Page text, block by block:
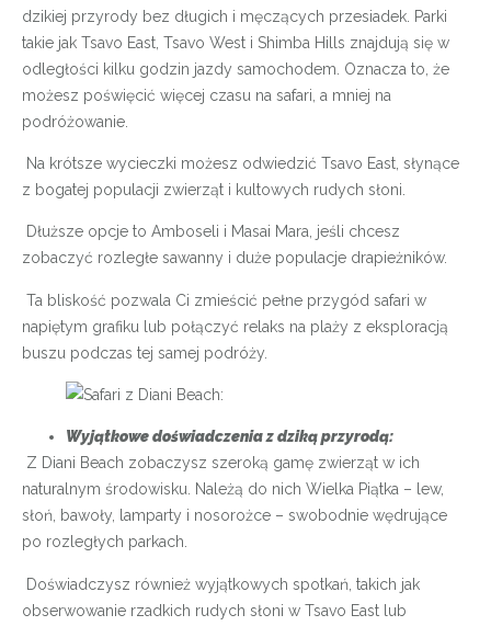
dzikiej przyrody bez długich i męczących przesiadek. Parki
takie jak Tsavo East, Tsavo West i Shimba Hills znajdują się w
odległości kilku godzin jazdy samochodem. Oznacza to, że
możesz poświęcić więcej czasu na safari, a mniej na
podróżowanie.
Na krótsze wycieczki możesz odwiedzić Tsavo East, słynące
z bogatej populacji zwierząt i kultowych rudych słoni.
Dłuższe opcje to Amboseli i Masai Mara, jeśli chcesz
zobaczyć rozległe sawanny i duże populacje drapieżników.
Ta bliskość pozwala Ci zmieścić pełne przygód safari w
napiętym grafiku lub połączyć relaks na plaży z eksploracją
buszu podczas tej samej podróży.
Wyjątkowe doświadczenia z dziką przyrodą:
Z Diani Beach zobaczysz szeroką gamę zwierząt w ich
naturalnym środowisku. Należą do nich Wielka Piątka – lew,
słoń, bawoły, lamparty i nosorożce – swobodnie wędrujące
po rozległych parkach.
Doświadczysz również wyjątkowych spotkań, takich jak
obserwowanie rzadkich rudych słoni w Tsavo East lub